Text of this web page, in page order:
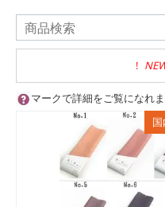
!
マークで詳細をご覧になれま